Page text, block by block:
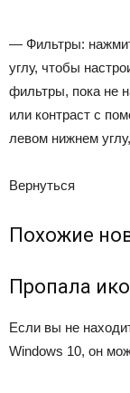
— Фильтры:
углу, чтобы
фильтры, пока не
или контраст с
левом нижнем
Вернуться
Похожие
Пропала
Если вы не
Windows 10, он